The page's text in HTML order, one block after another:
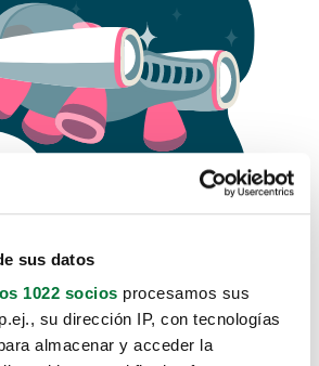
sus datos
1022 socios procesamos sus
su dirección IP, con tecnologías
almacenar y acceder la